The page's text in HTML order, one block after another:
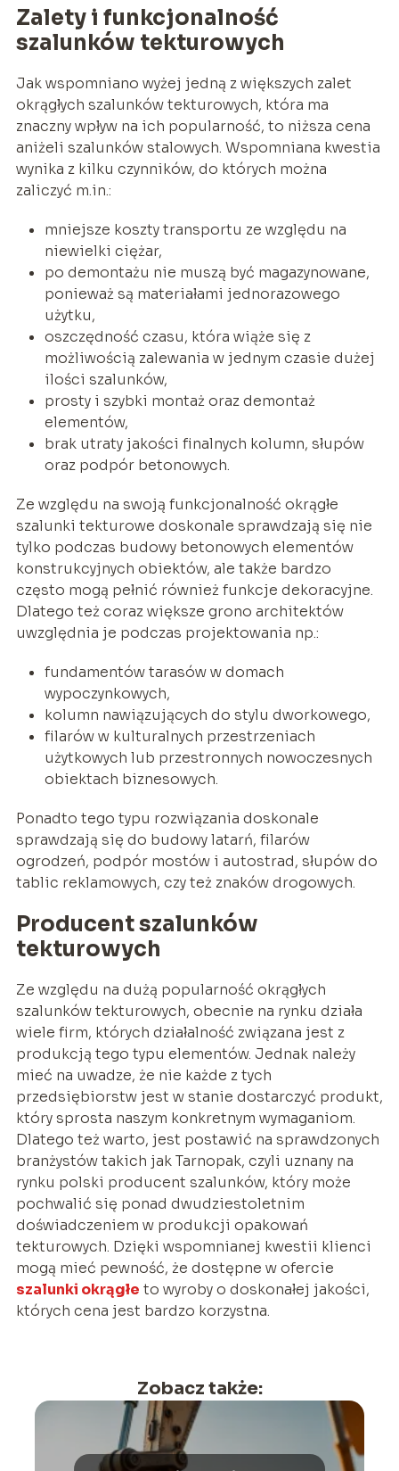
Zalety i funkcjonalność
szalunków tekturowych
Jak wspomniano wyżej jedną z większych zalet
okrągłych szalunków tekturowych, która ma
znaczny wpływ na ich popularność, to niższa cena
aniżeli szalunków stalowych. Wspomniana kwestia
wynika z kilku czynników, do których można
zaliczyć m.in.:
mniejsze koszty transportu ze względu na
niewielki ciężar,
po demontażu nie muszą być magazynowane,
ponieważ są materiałami jednorazowego
użytku,
oszczędność czasu, która wiąże się z
możliwością zalewania w jednym czasie dużej
ilości szalunków,
prosty i szybki montaż oraz demontaż
elementów,
brak utraty jakości finalnych kolumn, słupów
oraz podpór betonowych.
Ze względu na swoją funkcjonalność okrągłe
szalunki tekturowe doskonale sprawdzają się nie
tylko podczas budowy betonowych elementów
konstrukcyjnych obiektów, ale także bardzo
często mogą pełnić również funkcje dekoracyjne.
Dlatego też coraz większe grono architektów
uwzględnia je podczas projektowania np.:
fundamentów tarasów w domach
wypoczynkowych,
kolumn nawiązujących do stylu dworkowego,
filarów w kulturalnych przestrzeniach
użytkowych lub przestronnych nowoczesnych
obiektach biznesowych.
Ponadto tego typu rozwiązania doskonale
sprawdzają się do budowy latarń, filarów
ogrodzeń, podpór mostów i autostrad, słupów do
tablic reklamowych, czy też znaków drogowych.
Producent szalunków
tekturowych
Ze względu na dużą popularność okrągłych
szalunków tekturowych, obecnie na rynku działa
wiele firm, których działalność związana jest z
produkcją tego typu elementów. Jednak należy
mieć na uwadze, że nie każde z tych
przedsiębiorstw jest w stanie dostarczyć produkt,
który sprosta naszym konkretnym wymaganiom.
Dlatego też warto, jest postawić na sprawdzonych
branżystów takich jak Tarnopak, czyli uznany na
rynku polski producent szalunków, który może
pochwalić się ponad dwudziestoletnim
doświadczeniem w produkcji opakowań
tekturowych. Dzięki wspomnianej kwestii klienci
mogą mieć pewność, że dostępne w ofercie
szalunki okrągłe to wyroby o doskonałej jakości,
których cena jest bardzo korzystna.
Zobacz także: